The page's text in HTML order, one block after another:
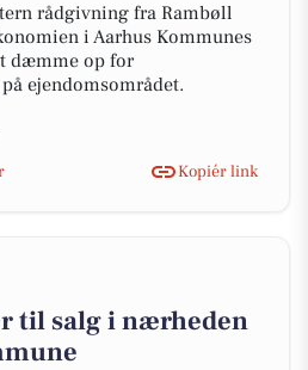
rådgivning fra Rambøll
i Aarhus Kommunes
dæmme op for
ejendomsområdet.
Kopiér link
til salg i nærheden